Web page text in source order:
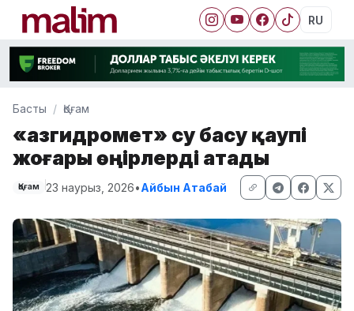
RU
Басты Қоғам
«Қазгидромет» су басу қаупі
жоғары өңірлерді атады
Қоғам 23 наурыз, 2026•Айбын Атабай